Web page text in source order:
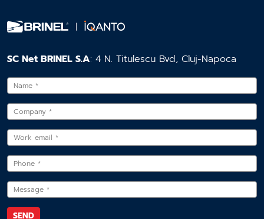
SC Net BRINEL S.A: 4 N. Titulescu Bvd, Cluj-Napoca